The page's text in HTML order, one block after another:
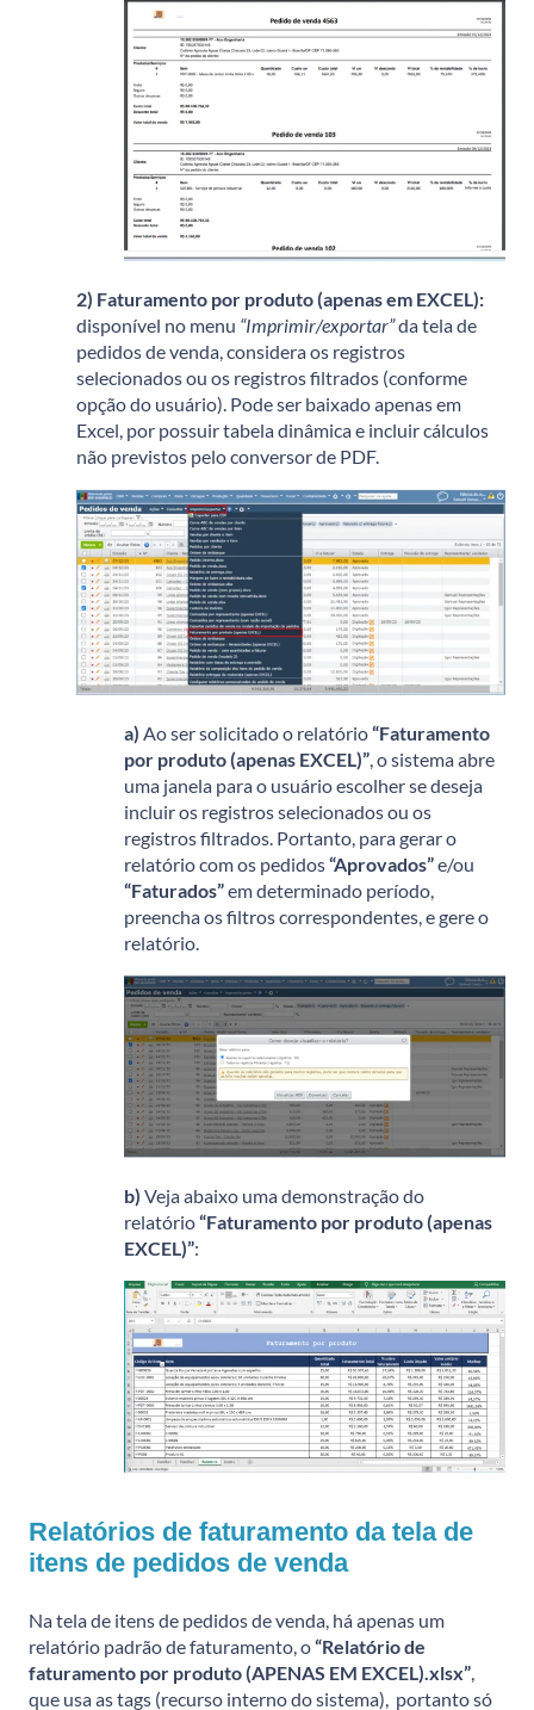
2) Faturamento por produto (apenas em EXCEL):
disponível no menu “Imprimir/exportar”da tela de
pedidos de venda, considera os registros
selecionados ou os registros filtrados (conforme
opção do usuário). Pode ser baixado apenas em
Excel, por possuir tabela dinâmica e incluir cálculos
não previstos pelo conversor de PDF.
a) Ao ser solicitado o relatório“Faturamento
por produto (apenas EXCEL)” , o sistema abre
uma janela para o usuário escolher se deseja
incluir os registros selecionados ou os
registros filtrados. Portanto, para gerar o
relatório com os pedidos“Aprovados”e/ou
“Faturados”em determinado período,
preencha os filtros correspondentes, e gere o
relatório.
b) Veja abaixo uma demonstração do
relatório“Faturamento por produto (apenas
EXCEL)”:
Relatórios de faturamento da tela de
itens de pedidos de venda
Na tela de itens de pedidos de venda, há apenas um
relatório padrão de faturamento, o“Relatório de
faturamento por produto (APENAS EM EXCEL).xlsx”
que usa as tags (recurso interno do sistema), portanto só